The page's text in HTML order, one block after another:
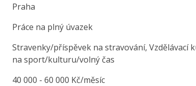
Praha
Práce na plný úvazek
Stravenky/příspěvek na stravování, Vzdělávací
na sport/kulturu/volný čas
40 000 - 60 000 Kč/měsíc